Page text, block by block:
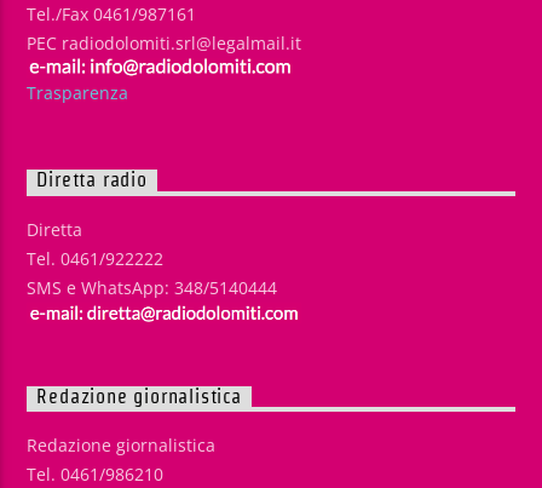
Tel./Fax 0461/987161
PEC radiodolomiti.srl@legalmail.it
Trasparenza
Diretta radio
Diretta
Tel. 0461/922222
SMS e WhatsApp: 348/5140444
Redazione giornalistica
Redazione giornalistica
Tel. 0461/986210